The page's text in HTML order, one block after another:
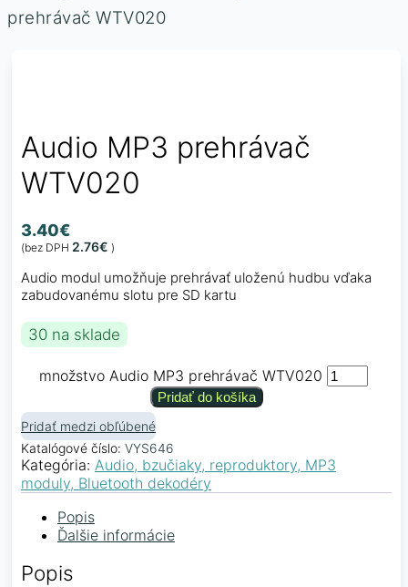
prehrávač WTV020
Audio MP3 prehrávač
WTV020
3.40€
(bez DPH 2.76€ )
Audio modul umožňuje prehrávať uloženú hudbu vďaka
zabudovanému slotu pre SD kartu
30 na sklade
množstvo Audio MP3 prehrávač WTV020
Pridať do košíka
Pridať medzi obľúbené
Katalógové číslo: VYS646
Kategória: Audio, bzučiaky, reproduktory, MP3
moduly, Bluetooth dekodéry
Popis
Ďalšie informácie
Popis